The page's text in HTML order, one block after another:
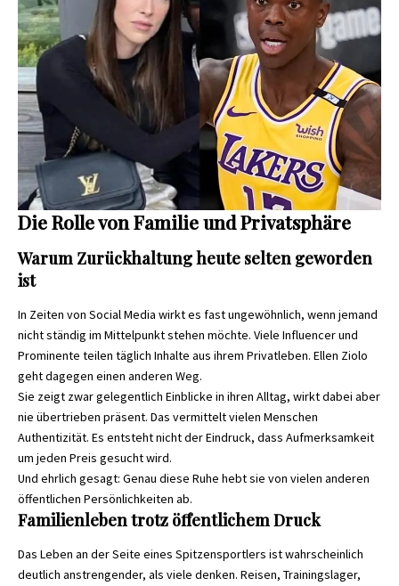
Die Rolle von Familie und Privatsphäre
Warum Zurückhaltung heute selten geworden
ist
In Zeiten von Social Media wirkt es fast ungewöhnlich, wenn jemand
nicht ständig im Mittelpunkt stehen möchte. Viele Influencer und
Prominente teilen täglich Inhalte aus ihrem Privatleben. Ellen Ziolo
geht dagegen einen anderen Weg.
Sie zeigt zwar gelegentlich Einblicke in ihren Alltag, wirkt dabei aber
nie übertrieben präsent. Das vermittelt vielen Menschen
Authentizität. Es entsteht nicht der Eindruck, dass Aufmerksamkeit
um jeden Preis gesucht wird.
Und ehrlich gesagt: Genau diese Ruhe hebt sie von vielen anderen
öffentlichen Persönlichkeiten ab.
Familienleben trotz öffentlichem Druck
Das Leben an der Seite eines Spitzensportlers ist wahrscheinlich
deutlich anstrengender, als viele denken. Reisen, Trainingslager,